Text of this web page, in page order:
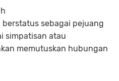
sebagai pejuang
simpatisan atau
memutuskan hubungan